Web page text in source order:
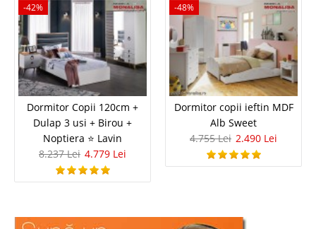
-42%
Dormitor Copii 120cm +
Dulap 3 usi + Birou +
Noptiera ⭐ Lavin
8.237 Lei 4.779 Lei
-48%
Dormitor copii ieftin MDF
Alb Sweet
4.755 Lei 2.490 Lei